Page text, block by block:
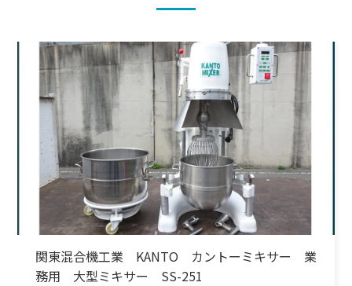
関東混合機工業 KANTO カントーミキサー 業
務用 大型ミキサー SS-251